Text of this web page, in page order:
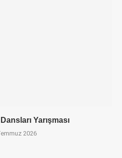
Yarışması
2026